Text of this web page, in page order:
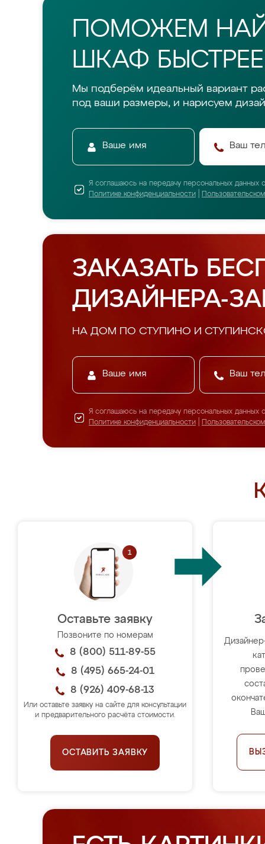
ПОМОЖЕМ
ШКАФ
Мы подберём идеальный вариант
под ваши размеры, и нарисуем
Я соглашаюсь на передачу персональных данных
Политике конфиденциальности
ЗАКАЗАТЬ
ДИЗАЙНЕРА-
НА ДОМ ПО СТУПИНО И
Я соглашаюсь на передачу персональных данных
Политике конфиденциальности
Оставьте заявку
Позвоните по номерам
8 (800) 511-89-55
8 (495) 665-24-01
8 (926) 409-68-13
Или оставьте заявку на сайте для консультации
и предварительного расчёта стоимости.
ОСТАВИТЬ ЗАЯВКУ